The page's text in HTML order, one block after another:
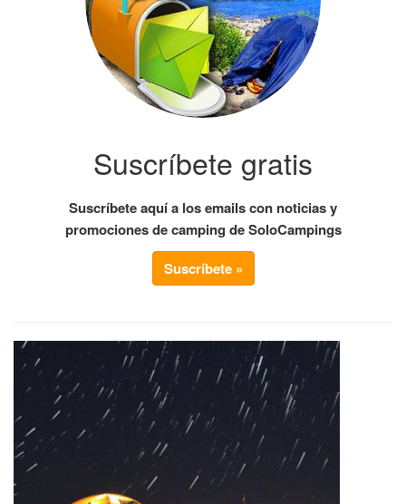
Suscríbete gratis
Suscríbete aquí a los emails con noticias y
promociones de camping de SoloCampings
Suscríbete »